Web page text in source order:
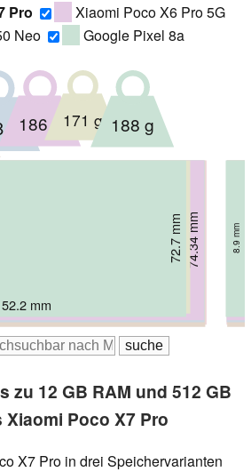
Pro
Xiaomi Poco X6 Pro 5G
Neo
Google Pixel 8a
161.74 mm
76.32 mm 8.55 mm
161.1 mm
77.4 mm 8.2 mm
160.75 mm
75.24 mm 8.43 mm
160.45 mm
74.34 mm 8.25 mm
186 g
mm
71.2 mm 8.1 mm
171 g
mm
72.7 mm 8.9 mm
188 g
zu 12 GB RAM und 512 GB
Poco X7 Pro
X7 Pro in drei Speichervarianten